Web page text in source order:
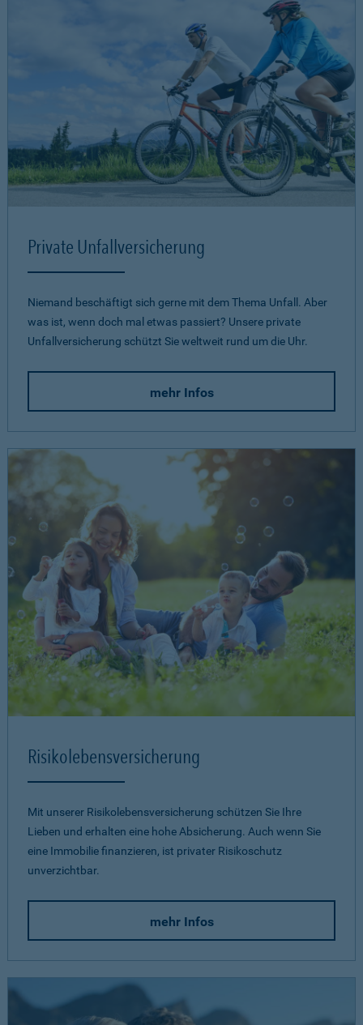
Private Unfallversicherung
Niemand beschäftigt sich gerne mit dem Thema Unfall. Aber
was ist, wenn doch mal etwas passiert? Unsere private
Unfallversicherung schützt Sie weltweit rund um die Uhr.
mehr Infos
Risikolebensversicherung
Mit unserer Risikolebensversicherung schützen Sie Ihre
Lieben und erhalten eine hohe Absicherung. Auch wenn Sie
eine Immobilie finanzieren, ist privater Risikoschutz
unverzichtbar.
mehr Infos